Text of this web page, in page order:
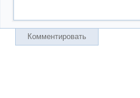
Комментировать